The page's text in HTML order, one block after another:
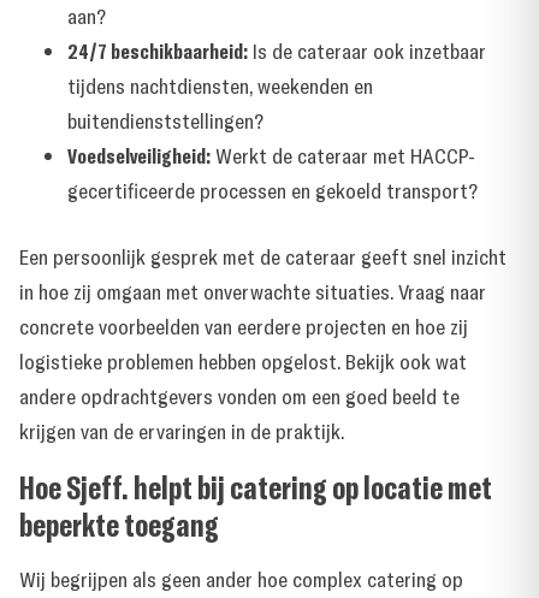
aan?
24/7 beschikbaarheid: Is de cateraar ook inzetbaar
tijdens nachtdiensten, weekenden en
buitendienststellingen?
Voedselveiligheid:Werkt de cateraar met HACCP-
gecertificeerde processen en gekoeld transport?
Een persoonlijk gesprek met de cateraar geeft snel inzicht
in hoe zij omgaan met onverwachte situaties. Vraag naar
concrete voorbeelden van eerdere projecten en hoe zij
logistieke problemen hebben opgelost. Bekijk ookwat
andere opdrachtgevers vonden om een goed beeld te
krijgen van de ervaringen in de praktijk.
Hoe Sjeff. helpt bij catering op locatie met
beperkte toegang
Wij begrijpen als geen ander hoe complex catering op